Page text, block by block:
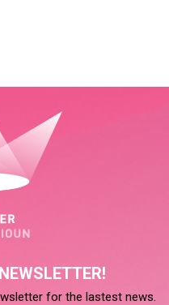
for the lastest news.